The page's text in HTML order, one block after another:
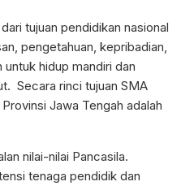
tujuan pendidikan nasional
pengetahuan, kepribadian,
hidup mandiri dan
Secara rinci tujuan SMA
Jawa Tengah adalah
nilai-nilai Pancasila.
tenaga pendidik dan